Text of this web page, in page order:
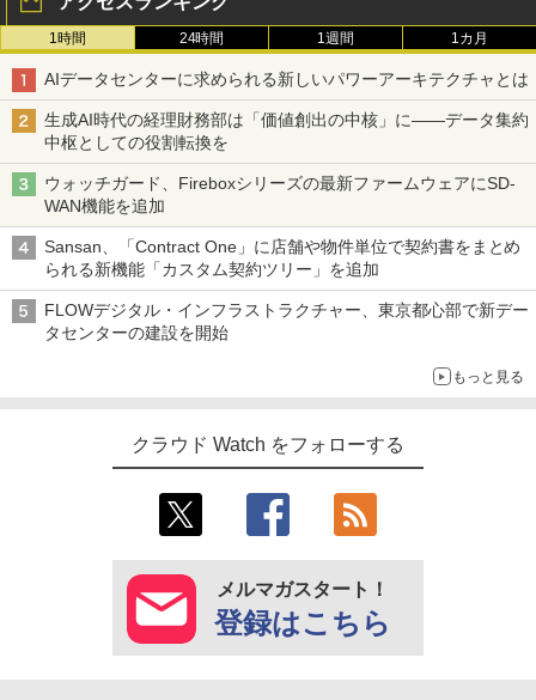
1時間 24時間 1週間 1カ月
AIデータセンターに求められる新しいパワーアーキテクチャとは
生成AI時代の経理財務部は「価値創出の中核」に――データ集約
中枢としての役割転換を
ウォッチガード、Fireboxシリーズの最新ファームウェアにSD-
WAN機能を追加
Sansan、「Contract One」に店舗や物件単位で契約書をまとめ
られる新機能「カスタム契約ツリー」を追加
FLOWデジタル・インフラストラクチャー、東京都心部で新デー
タセンターの建設を開始
もっと見る
クラウド Watch をフォローする
メルマガスタート！
登録はこちら